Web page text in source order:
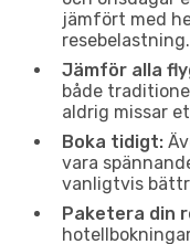
jämfört med
resebelastning.
Jämför alla
både
aldrig missar
Boka tidigt:
vara
vanligtvis
Paketera din